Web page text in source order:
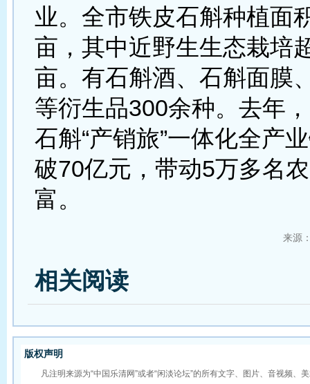
业。全市铁皮石斛种植面
亩，其中近野生生态栽培
亩。有石斛酒、石斛面膜
等衍生品300余种。去年
石斛“产销旅”一体化全产
破70亿元，带动5万多名
富。
来源
相关阅读
版权声明
凡注明来源为“中国乐清网”或者“闲淡论坛”的所有文字、图片、音视频、